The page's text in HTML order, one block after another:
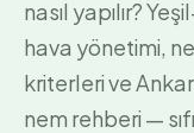
nasıl yapılır?
hava yönetimi,
kriterleri ve
nem rehberi —